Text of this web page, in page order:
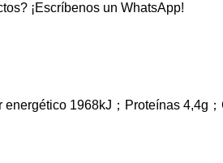
¡Escríbenos un WhatsApp!
energético 1968kJ；Proteínas 4,4g